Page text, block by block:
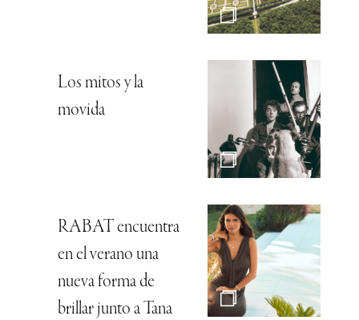
Los mitos y la
movida
RABAT encuentra
en el verano una
nueva forma de
brillar junto a Tana